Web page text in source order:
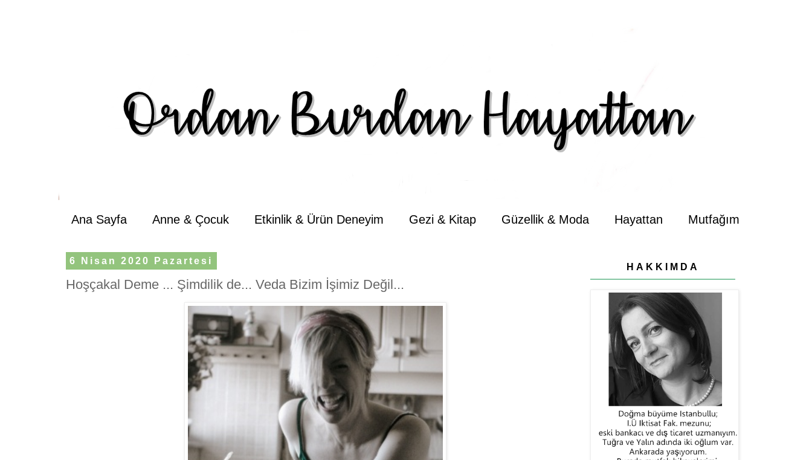
Ana Sayfa Anne & Çocuk Etkinlik & Ürün Deneyim Gezi & Kitap Güzellik & Moda Hayattan Mutfağım
6 Nisan 2020 Pazartesi
Hoşçakal Deme ... Şimdilik de... Veda Bizim İşimiz Değil...
HAKKIMDA